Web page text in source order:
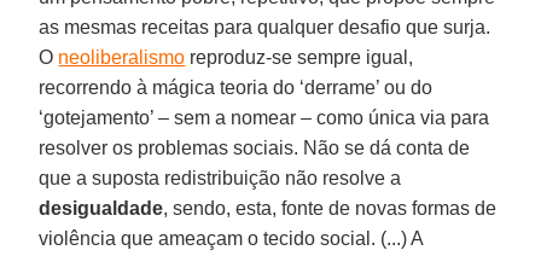
as mesmas receitas para qualquer desafio que surja.
O neoliberalismo reproduz-se sempre igual,
recorrendo à mágica teoria do ‘derrame’ ou do
‘gotejamento’ – sem a nomear – como única via para
resolver os problemas sociais. Não se dá conta de
que a suposta redistribuição não resolve a
desigualdade, sendo, esta, fonte de novas formas de
violência que ameaçam o tecido social. (...) A